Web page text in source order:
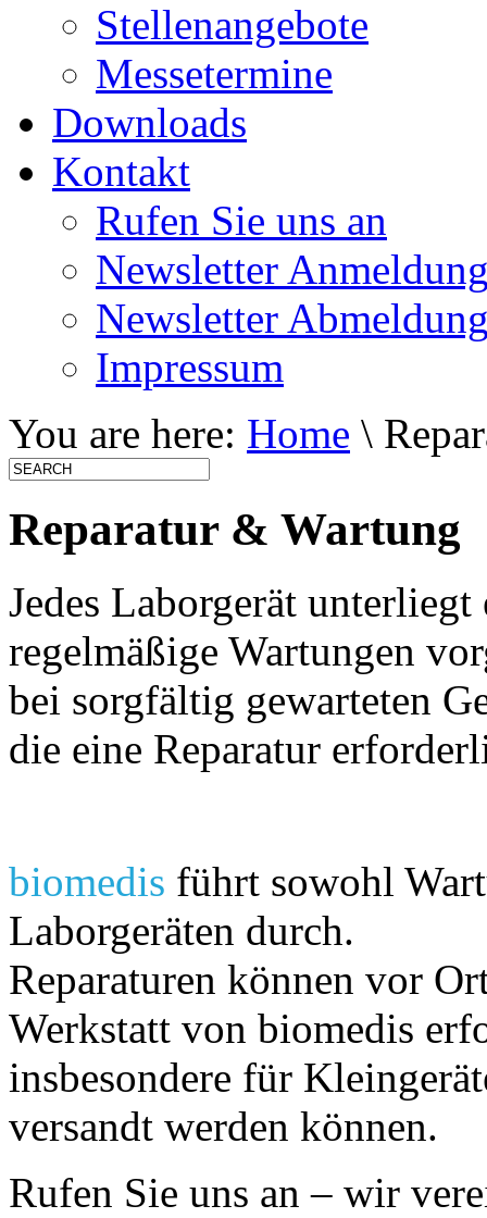
Stellenangebote
Messetermine
Downloads
Kontakt
Rufen Sie uns an
Newsletter
Newsletter
Impressum
You are here: Home \
Reparatur & Wartung
Jedes Laborgerät
regelmäßige Wartungen
bei sorgfältig gewarteten
die eine Reparatur
biomedis führt sowohl
Laborgeräten durch.
Reparaturen können vor
Werkstatt von biomedis
insbesondere für
versandt werden können.
Rufen Sie uns an – wir